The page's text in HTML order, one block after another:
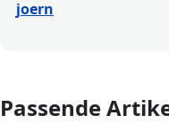
joern
Passende